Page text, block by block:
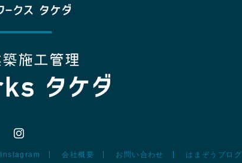
Instagram 会社概要 お問い合わせ はまぞうブログ